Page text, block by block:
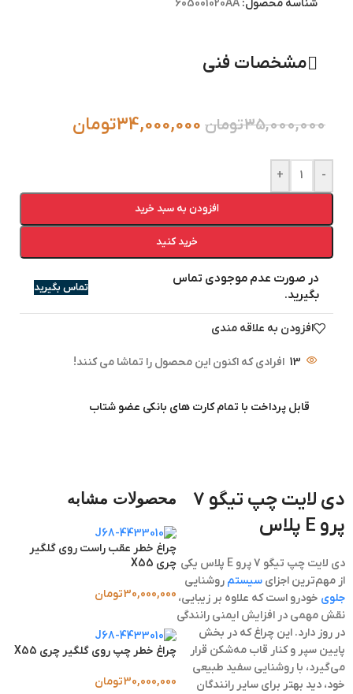
شناسه محصول: 605001020AA
مشخصات فنی
35,000,000تومان 34,000,000تومان
-
+
افزودن به سبد خرید
خرید کنید
در صورت عدم موجودی تماس
بگیرید.
تماس بگیرید
افزودن به علاقه مندی
13 افرادی که اکنون این محصول را تماشا می کنند!
قابل پرداخت با تمام کارت های بانکی عضو شتاب
دی لایت چپ تیگو 7
پرو E پلاس
دی لایت چپ تیگو 7 پرو E پلاس یکی
از مهم‌ترین اجزای سیستم روشنایی
جلوی خودرو است که علاوه بر زیبایی،
نقش مهمی در افزایش ایمنی رانندگی
در روز دارد. این چراغ که در بخش
پایین سپر و کنار قاب مه‌شکن قرار
می‌گیرد، با روشنایی سفید طبیعی
خود، دید بهتر برای سایر رانندگان
محصولات مشابه
چراغ خطر عقب راست روی گلگیر
چری X55
30,000,000تومان
چراغ خطر چپ روی گلگیر چری X55
30,000,000تومان